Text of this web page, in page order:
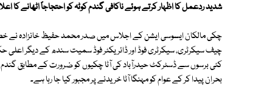
شدید ردعمل کا اظہار کرتے ہوئے ناکافی گندم کوٹہ کو احتجاجاً اٹھانے کا
چیف سیکرٹری، سیکرٹری فوڈ اور ڈائریکٹر فوڈ سمیت سندھ کے دیگر اعلی
بحران پیدا کر کے عوام کو مہنگا آٹا خریدنے پر مجبور کیا جا رہا ہے۔